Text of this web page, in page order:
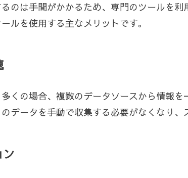
のは手間がかかるため、専門のツールを利
ルを使用する主なメリットです。
くの場合、複数のデータソースから情報を
データを手動で収集する必要がなくなり、
ン